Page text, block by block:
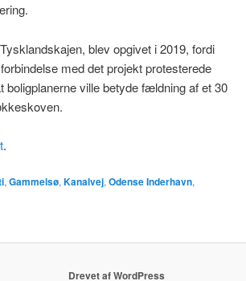
blev opgivet i 2019, fordi
med det projekt protesterede
ville betyde fældning af et 30
.
,Gammelsø,Kanalvej,Odense Inderhavn,
Drevet af WordPress